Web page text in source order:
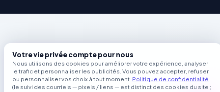
Votre vie privée compte pour nous
Nous utilisons des cookies pour améliorer votre expérience, analyser
le trafic et personnaliser les publicités. Vous pouvez accepter, refuser
ou personnaliser vos choix à tout moment. Politique de confidentialité
(le suivi des courriels — pixels / liens — est distinct des cookies du site ;